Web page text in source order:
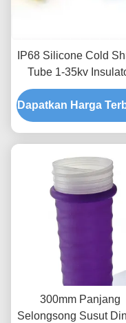
IP68 Silicone Cold
Tube 1-35kv
Abu-abu Hitam
Kuning Biru
Dapatkan Harga
300mm Panjang
Selongsong Susut